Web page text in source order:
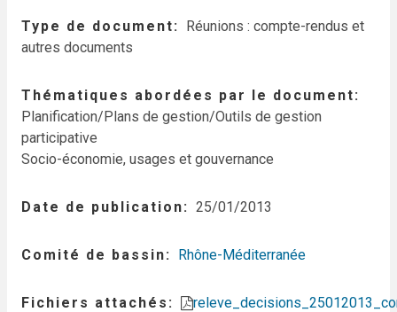
Type de document
Réunions : compte-rendus et
autres documents
Thématiques abordées par le document
Planification/Plans de gestion/Outils de gestion
participative
Socio-économie, usages et gouvernance
Date de publication 25/01/2013
Comité de bassin Rhône-Méditerranée
Fichiers attachés